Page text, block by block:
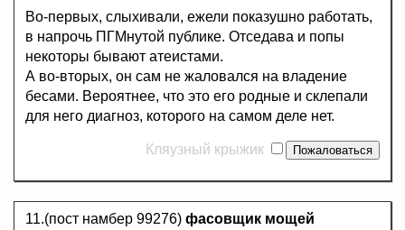
Во-первых, слыхивали, ежели показушно работать,
в напрочь ПГМнутой публике. Отседава и попы
некоторы бывают атеистами.
А во-вторых, он сам не жаловался на владение
бесами. Вероятнее, что это его родные и склепали
для него диагноз, которого на самом деле нет.
Кляузный крыжик
11.(пост намбер 99276) фасовщик мощей